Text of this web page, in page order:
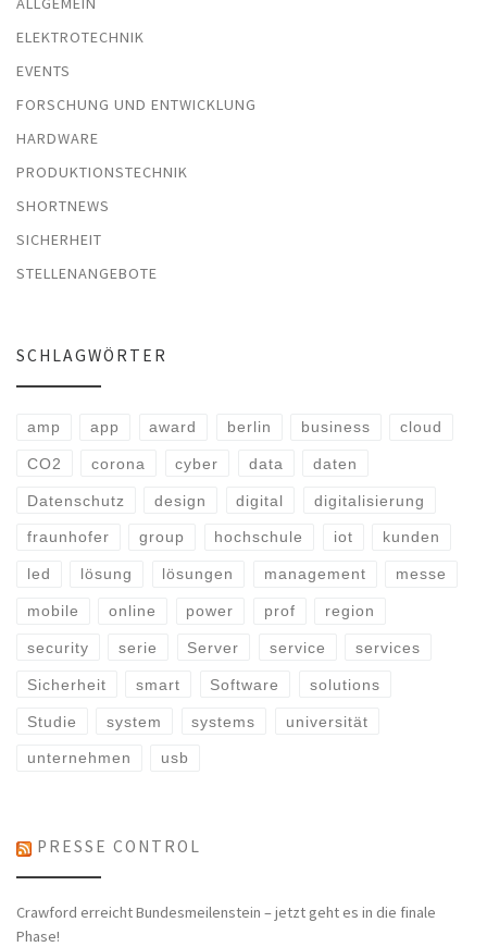
ELEKTROTECHNIK
EVENTS
FORSCHUNG UND ENTWICKLUNG
HARDWARE
PRODUKTIONSTECHNIK
SHORTNEWS
SICHERHEIT
STELLENANGEBOTE
SCHLAGWÖRTER
amp app award berlin business cloud
CO2 corona cyber data daten
Datenschutz design digital digitalisierung
fraunhofer group hochschule iot kunden
led lösung lösungen management messe
mobile online power prof region
security serie Server service services
Sicherheit smart Software solutions
Studie system systems universität
unternehmen usb
PRESSE CONTROL
Crawford erreicht Bundesmeilenstein – jetzt geht es in die finale
Phase!